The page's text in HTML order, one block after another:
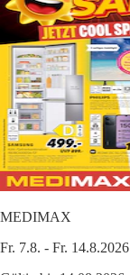
MEDIMAX
Fr. 7.8. - Fr. 14.8.2026